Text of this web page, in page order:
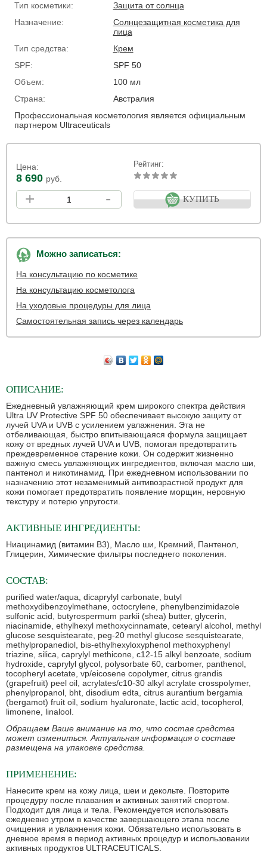
Тип косметики:
Защита от солнца
Назначение:
Солнцезащитная косметика для
лица
Тип средства:
Крем
SPF:
SPF 50
Объем:
100 мл
Страна:
Австралия
Профессиональная косметология является официальным
партнером Ultraceuticals
Цена:
8 690 руб.
Рейтинг:
+ - КУПИТЬ
Можно записаться:
На консультацию по косметике
На консультацию косметолога
На уходовые процедуры для лица
Самостоятельная запись через календарь
ОПИСАНИЕ:
Ежедневный увлажняющий крем широкого спектра действия
Ultra UV Protective SPF 50 обеспечивает высокую защиту от
лучей UVA и UVB с усилением увлажнения. Эта не
отбеливающая, быстро впитывающаяся формула защищает
кожу от вредных лучей UVA и UVB, помогая предотвратить
преждевременное старение кожи. Он содержит жизненно
важную смесь увлажняющих ингредиентов, включая масло ши,
пантенол и никотинамид. При ежедневном использовании по
назначению этот незаменимый антивозрастной продукт для
кожи помогает предотвратить появление морщин, неровную
текстуру и потерю упругости.
АКТИВНЫЕ ИНГРЕДИЕНТЫ:
Ниацинамид (витамин В3), Масло ши, Кремний, Пантенол,
Глицерин, Химические фильтры последнего поколения.
СОСТАВ:
purified water/aqua, dicaprylyl carbonate, butyl
methoxydibenzoylmethane, octocrylene, phenylbenzimidazole
sulfonic acid, butyrospermum parkii (shea) butter, glycerin,
niacinamide, ethylhexyl methoxycinnamate, cetearyl alcohol, methyl
glucose sesquistearate, peg-20 methyl glucose sesquistearate,
methylpropanediol, bis-ethylhexyloxyphenol methoxyphenyl
triazine, silica, caprylyl methicone, c12-15 alkyl benzoate, sodium
hydroxide, caprylyl glycol, polysorbate 60, carbomer, panthenol,
tocopheryl acetate, vp/eicosene copolymer, citrus grandis
(grapefruit) peel oil, acrylates/c10-30 alkyl acrylate crosspolymer,
phenylpropanol, bht, disodium edta, citrus aurantium bergamia
(bergamot) fruit oil, sodium hyaluronate, lactic acid, tocopherol,
limonene, linalool.
Обращаем Ваше внимание на то, что состав средства
может измениться. Актуальная информация о составе
размещена на упаковке средства.
ПРИМЕНЕНИЕ:
Нанесите крем на кожу лица, шеи и декольте. Повторите
процедуру после плавания и активных занятий спортом.
Подходит для лица и тела. Рекомендуется использовать
ежедневно утром в качестве завершающего этапа после
очищения и увлажнения кожи. Обязательно использовать в
дневное время в период активных процедур и использовании
активных продуктов ULTRACEUTICALS.